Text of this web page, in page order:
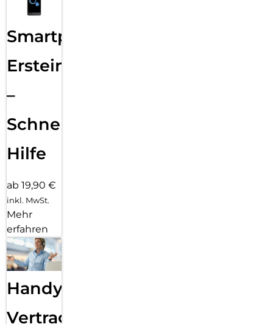
über einen längeren Zeitraum hinweg gerecht werden kann?
Mit 7 Jahren Software- und Sicherheitsupdates bleibt dein
Galaxy S26 Ultra auf dem aktuellen Stand. Du kannst von
neuen Funktionen, Weiterentwicklungen der
Gleichzeitig sind deine persönlichen Daten, Apps und Inhalte
Smartphone
Ersteinrichtung
–
Schnelle
Hilfe
ab 19,90 €
inkl. MwSt.
Mehr
erfahren
Handy
Vertragsabwicklung